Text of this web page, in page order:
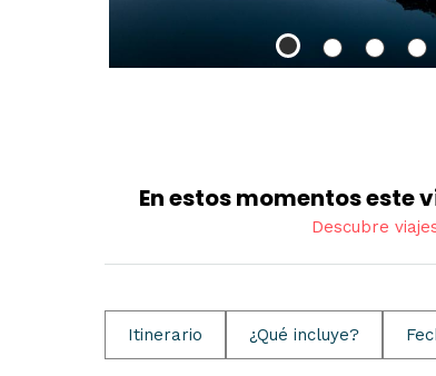
En estos momentos este
Descubre
Itinerario ¿Qué incluye?